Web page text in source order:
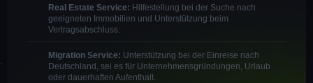
Real Estate Service: Hilfestellung bei der Suche nach
geeigneten Immobilien und Unterstützung beim
Vertragsabschluss.
Migration Service: Unterstützung bei der Einreise nach
Deutschland, sei es für Unternehmensgründungen, Urlaub
oder dauerhaften Aufenthalt.